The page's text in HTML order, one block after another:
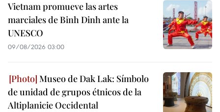
Vietnam promueve las artes
marciales de Binh Dinh ante la
UNESCO
09/08/2026 03:00
Museo de Dak Lak: Símbolo
de unidad de grupos étnicos de la
Altiplanicie Occidental